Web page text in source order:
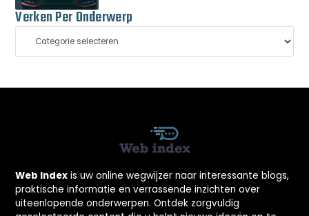
Verken Per Onderwerp
Web Index is uw online wegwijzer naar interessante blogs,
praktische informatie en verrassende inzichten over
uiteenlopende onderwerpen. Ontdek zorgvuldig